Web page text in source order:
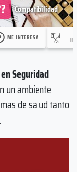
Compatibilidad
ME INTERESA
Seguridad
un ambiente
de salud tanto